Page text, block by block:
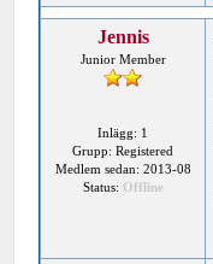
Jennis
Junior Member
Inlägg: 1
Grupp: Registered
Medlem sedan: 2013-08
Status: Offline